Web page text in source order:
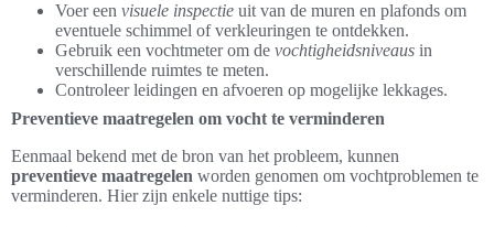
Voer een visuele inspectie uit van de muren en plafonds om
eventuele schimmel of verkleuringen te ontdekken.
Gebruik een vochtmeter om de vochtigheidsniveaus in
verschillende ruimtes te meten.
Controleer leidingen en afvoeren op mogelijke lekkages.
Preventieve maatregelen om vocht te verminderen
Eenmaal bekend met de bron van het probleem, kunnen
preventieve maatregelen worden genomen om vochtproblemen te
verminderen. Hier zijn enkele nuttige tips: